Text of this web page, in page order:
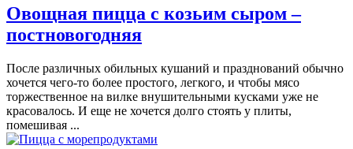
Овощная пицца с козьим сыром –
постновогодняя
После различных обильных кушаний и празднований обычно
хочется чего-то более простого, легкого, и чтобы мясо
торжественное на вилке внушительными кусками уже не
красовалось. И еще не хочется долго стоять у плиты,
помешивая ...